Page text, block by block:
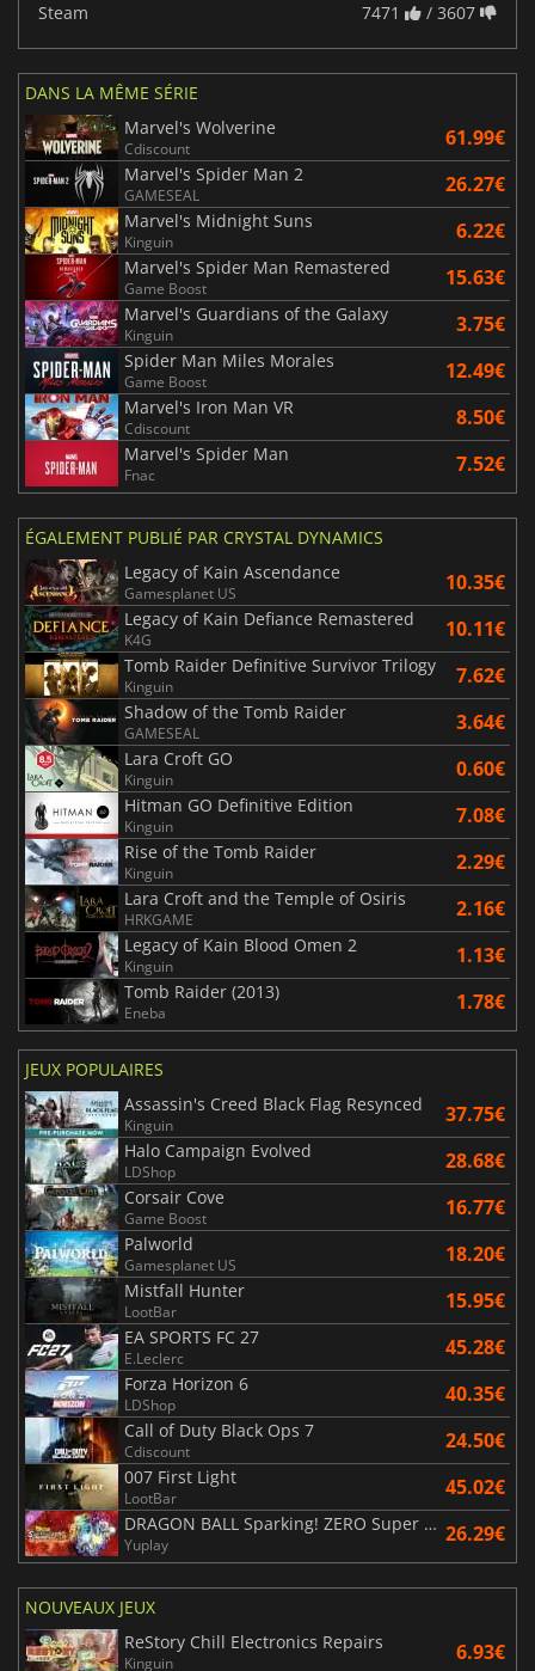
Steam 7471 / 3607
DANS LA MÊME SÉRIE
Marvel's Wolverine
Cdiscount 61.99€
Marvel's Spider Man 2
GAMESEAL 26.27€
Marvel's Midnight Suns
Kinguin 6.22€
Marvel's Spider Man Remastered
Game Boost 15.63€
Marvel's Guardians of the Galaxy
Kinguin 3.75€
Spider Man Miles Morales
Game Boost 12.49€
Marvel's Iron Man VR
Cdiscount 8.50€
Marvel's Spider Man
Fnac 7.52€
ÉGALEMENT PUBLIÉ PAR CRYSTAL DYNAMICS
Legacy of Kain Ascendance
Gamesplanet US 10.35€
Legacy of Kain Defiance Remastered
K4G 10.11€
Tomb Raider Definitive Survivor Trilogy
Kinguin 7.62€
Shadow of the Tomb Raider
GAMESEAL 3.64€
Lara Croft GO
Kinguin 0.60€
Hitman GO Definitive Edition
Kinguin 7.08€
Rise of the Tomb Raider
Kinguin 2.29€
Lara Croft and the Temple of Osiris
HRKGAME 2.16€
Legacy of Kain Blood Omen 2
Kinguin 1.13€
Tomb Raider (2013)
Eneba 1.78€
JEUX POPULAIRES
Assassin's Creed Black Flag Resynced
Kinguin 37.75€
Halo Campaign Evolved
LDShop 28.68€
Corsair Cove
Game Boost 16.77€
Palworld
Gamesplanet US 18.20€
Mistfall Hunter
LootBar 15.95€
EA SPORTS FC 27
E.Leclerc 45.28€
Forza Horizon 6
LDShop 40.35€
Call of Duty Black Ops 7
Cdiscount 24.50€
007 First Light
LootBar 45.02€
DRAGON BALL Sparking! ZERO Super Limit Breaking NEO
Yuplay 26.29€
NOUVEAUX JEUX
ReStory Chill Electronics Repairs
Kinguin 6.93€